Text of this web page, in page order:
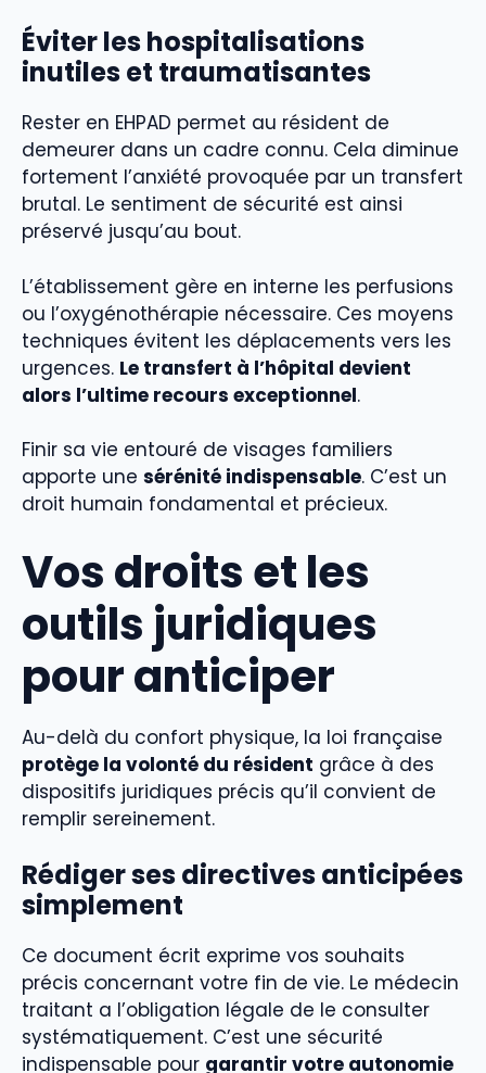
Éviter les hospitalisations
inutiles et traumatisantes
Rester en EHPAD permet au résident de
demeurer dans un cadre connu. Cela diminue
fortement l’anxiété provoquée par un transfert
brutal. Le sentiment de sécurité est ainsi
préservé jusqu’au bout.
L’établissement gère en interne les perfusions
ou l’oxygénothérapie nécessaire. Ces moyens
techniques évitent les déplacements vers les
urgences. Le transfert à l’hôpital devient
alors l’ultime recours exceptionnel.
Finir sa vie entouré de visages familiers
apporte une sérénité indispensable. C’est un
droit humain fondamental et précieux.
Vos droits et les
outils juridiques
pour anticiper
Au-delà du confort physique, la loi française
protège la volonté du résident grâce à des
dispositifs juridiques précis qu’il convient de
remplir sereinement.
Rédiger ses directives anticipées
simplement
Ce document écrit exprime vos souhaits
précis concernant votre fin de vie. Le médecin
traitant a l’obligation légale de le consulter
systématiquement. C’est une sécurité
indispensable pour garantir votre autonomie